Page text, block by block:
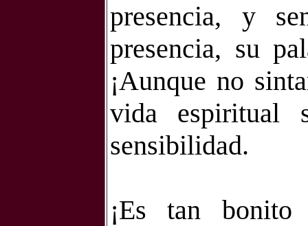
presencia, y
presencia, su
¡Aunque no
vida
sensibilidad.
¡Es tan bonito